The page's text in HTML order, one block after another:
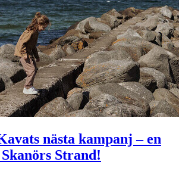
nästa kampanj – en
Strand!